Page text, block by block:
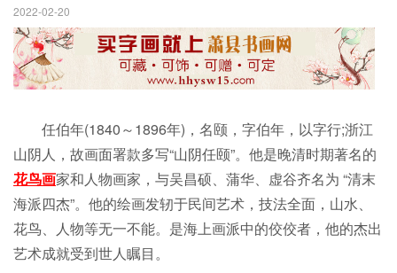
2022-02-20
任伯年(1840～1896年)，名颐，字伯年，以字行;浙江
山阴人，故画面署款多写“山阴任颐”。他是晚清时期著名的
花鸟画家和人物画家，与吴昌硕、蒲华、虚谷齐名为 “清末
海派四杰”。他的绘画发轫于民间艺术，技法全面，山水、
花鸟、人物等无一不能。是海上画派中的佼佼者，他的杰出
艺术成就受到世人瞩目。